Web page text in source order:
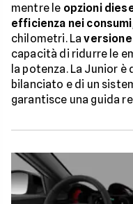
mentre le opzioni
efficienza nei consumi
chilometri. La
capacità di ridurre le
la potenza. La Junior
bilanciato e di un
garantisce una guida